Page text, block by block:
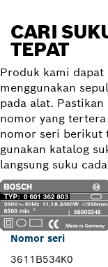
CARI
TEPAT
Produk kami
menggunakan
pada alat.
nomor yang
nomor seri berikut
gunakan katalog
langsung suku
Nomor seri
3611B534K0